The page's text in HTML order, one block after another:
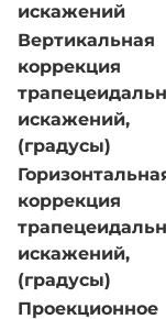
искажений
Вертикальная
коррекция
искажений,
(градусы)
коррекция
искажений,
(градусы)
Проекционное